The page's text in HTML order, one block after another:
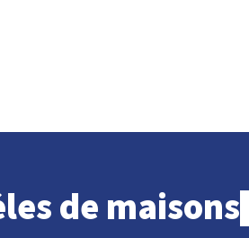
de maisons